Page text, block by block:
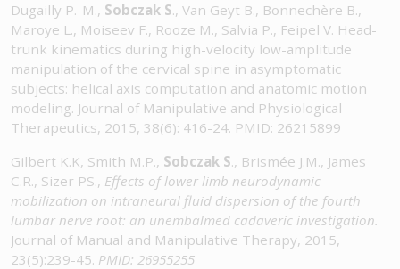
Dugailly P.-M., Sobczak S., Van Geyt B., Bonnechère B.,
Maroye L., Moiseev F., Rooze M., Salvia P., Feipel V. Head-
trunk kinematics during high-velocity low-amplitude
manipulation of the cervical spine in asymptomatic
subjects: helical axis computation and anatomic motion
modeling. Journal of Manipulative and Physiological
Therapeutics, 2015, 38(6): 416-24. PMID: 26215899
Gilbert K.K, Smith M.P., Sobczak S., Brismée J.M., James
C.R., Sizer PS., Effects of lower limb neurodynamic
mobilization on intraneural fluid dispersion of the fourth
lumbar nerve root: an unembalmed cadaveric investigation.
Journal of Manual and Manipulative Therapy, 2015,
23(5):239-45. PMID: 26955255